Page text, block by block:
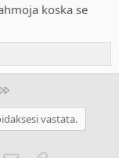
koska se
Last
vastata.